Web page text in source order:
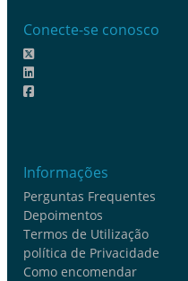
Conecte-se conosco
Informações
Perguntas Frequentes
Depoimentos
Termos de Utilização
política de Privacidade
Como encomendar